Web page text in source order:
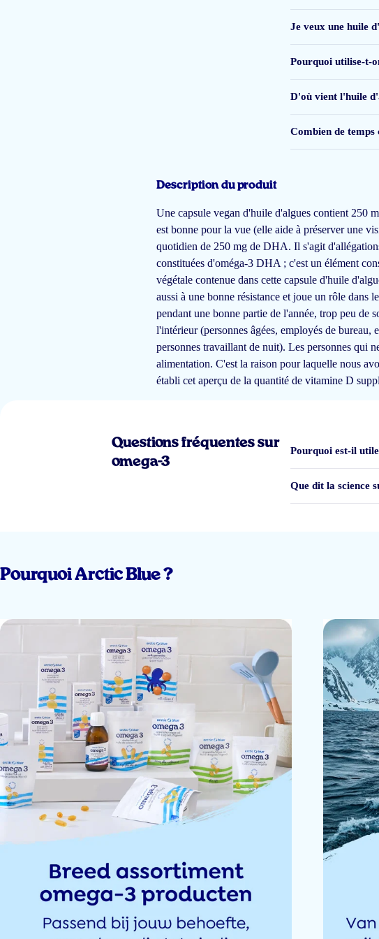
Ondanks de beschrijving dat je dit product niet opboert, <span class="claimsafe-
Elke avond een capsule en om de drie maanden een nieuw zakje zodat ik nooit zonder
markt dan Artic Blue</span> en fijn dat de vitamine D3 ook plantaardig is.
Deze Algenolie capsules zijn naar mijn zin , ik neem er twee per dag in en dat gaat prima
Ben ik heel erg blij om.
Thea Dehnen
4 pakjes met een vroegere vervaldatum dan deze die ik 7 maand geleden besteld had. Hoe
Het werkt, <span class="claimsafe-blur">wantmijn gestel is aanzienlijk verbeterd</span>
Je veux une huile
Pourquoi utilise-t-
D'où vient l'huile
Combien de temps
Description du produit
Une capsule vegan d'huile d'algues contient 250
est bonne pour la vue (elle aide à préserver une
quotidien de 250 mg de DHA. Il s'agit
constituées d'oméga-3 DHA ; c'est un élément
végétale contenue dans cette capsule d'huile
aussi à une bonne résistance et joue un rôle dans
pendant une bonne partie de l'année, trop peu de
l'intérieur (personnes âgées, employés de
personnes travaillant de nuit). Les personnes qui
alimentation. C'est la raison pour laquelle nous
établi cet aperçu de la quantité de vitamine D
Questions fréquentes sur
omega-3
Pourquoi est-il
Que dit la science
Pourquoi Arctic Blue ?